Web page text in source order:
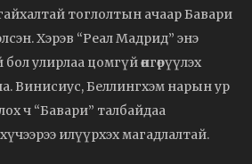
тоглолтын ачаар Бавари
Хэрэв “Реал Мадрид” энэ
бол улирлаа цомгүй өнгөрүүлэх
Винисиус, Беллингхэм нарын ур
ч “Бавари” талбайдаа
илүүрхэх магадлалтай.